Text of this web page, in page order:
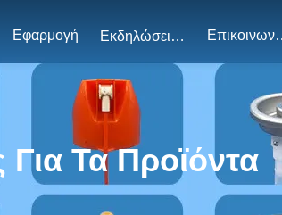
Εφαρμογή Εκδηλώσεις
Για Τα Προϊόντα